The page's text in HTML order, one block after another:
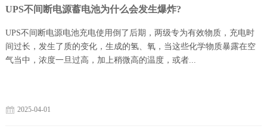
UPS不间断电源蓄电池为什么会发生爆炸?
UPS不间断电源电池充电使用倒了后期，两级专为有效物质，充电时
间过长，发生了质的变化，生成的氢、氧，当这些化学物质暴露在空
气当中，浓度一旦过高，加上稍微高的温度，或者...
2025-04-01